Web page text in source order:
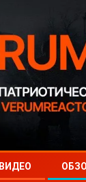
ВИДЕО